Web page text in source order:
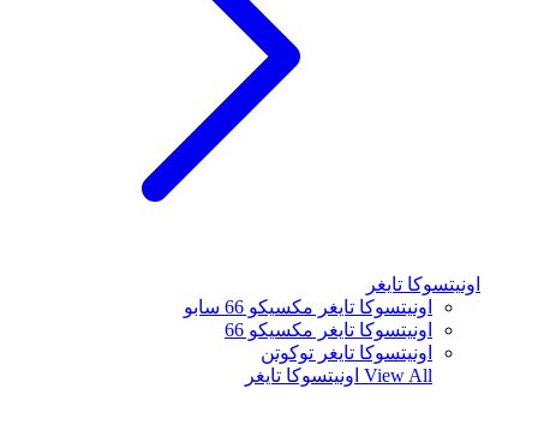
اونيتسوكا تايغر
اونيتسوكا تايغر مكسيكو 66 سابو
اونيتسوكا تايغر مكسيكو 66
اونيتسوكا تايغر توكوتن
View All اونيتسوكا تايغر